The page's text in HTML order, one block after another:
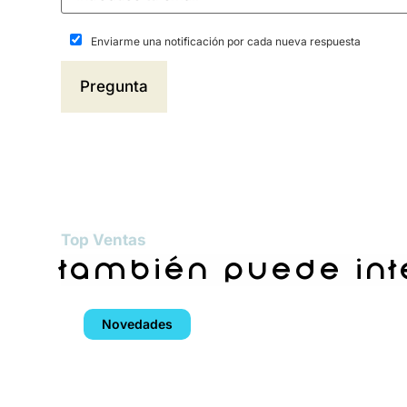
Enviarme una notificación por cada nueva respuesta
Top Ventas
también puede
Novedades